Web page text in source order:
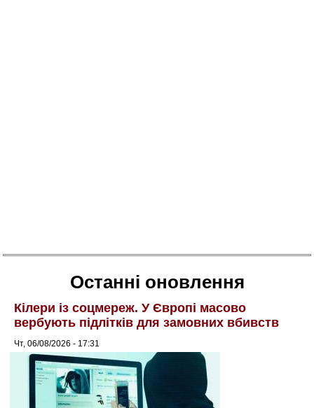
Останні оновлення
Кілери із соцмереж. У Європі масово
вербують підлітків для замовних вбивств
Чт, 06/08/2026 - 17:31